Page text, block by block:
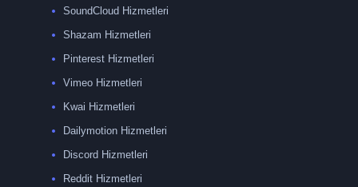
SoundCloud Hizmetleri
Shazam Hizmetleri
Pinterest Hizmetleri
Vimeo Hizmetleri
Kwai Hizmetleri
Dailymotion Hizmetleri
Discord Hizmetleri
Reddit Hizmetleri